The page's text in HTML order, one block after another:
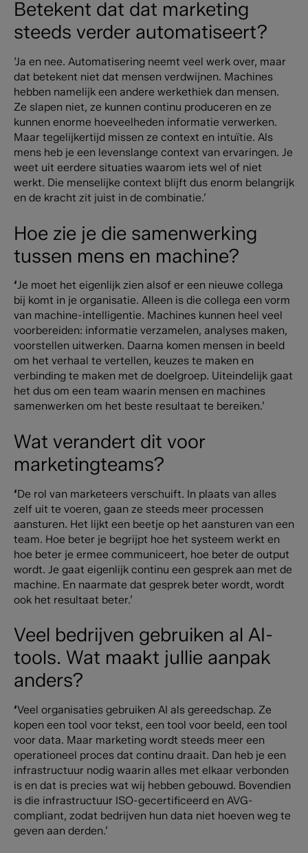
Betekent dat dat marketing
steeds verder automatiseert?
‘Ja en nee. Automatisering neemt veel werk over, maar
dat betekent niet dat mensen verdwijnen. Machines
hebben namelijk een andere werkethiek dan mensen.
Ze slapen niet, ze kunnen continu produceren en ze
kunnen enorme hoeveelheden informatie verwerken.
Maar tegelijkertijd missen ze context en intuïtie. Als
mens heb je een levenslange context van ervaringen. Je
weet uit eerdere situaties waarom iets wel of niet
werkt. Die menselijke context blijft dus enorm belangrijk
en de kracht zit juist in de combinatie.’
Hoe zie je die samenwerking
tussen mens en machine?
‘Je moet het eigenlijk zien alsof er een nieuwe collega
bij komt in je organisatie. Alleen is die collega een vorm
van machine-intelligentie. Machines kunnen heel veel
voorbereiden: informatie verzamelen, analyses maken,
voorstellen uitwerken. Daarna komen mensen in beeld
om het verhaal te vertellen, keuzes te maken en
verbinding te maken met de doelgroep. Uiteindelijk gaat
het dus om een team waarin mensen en machines
samenwerken om het beste resultaat te bereiken.’
Wat verandert dit voor
marketingteams?
‘De rol van marketeers verschuift. In plaats van alles
zelf uit te voeren, gaan ze steeds meer processen
aansturen. Het lijkt een beetje op het aansturen van een
team. Hoe beter je begrijpt hoe het systeem werkt en
hoe beter je ermee communiceert, hoe beter de output
wordt. Je gaat eigenlijk continu een gesprek aan met de
machine. En naarmate dat gesprek beter wordt, wordt
ook het resultaat beter.’
Veel bedrijven gebruiken al AI-
tools. Wat maakt jullie aanpak
anders?
‘Veel organisaties gebruiken AI als gereedschap. Ze
kopen een tool voor tekst, een tool voor beeld, een tool
voor data. Maar marketing wordt steeds meer een
operationeel proces dat continu draait. Dan heb je een
infrastructuur nodig waarin alles met elkaar verbonden
is en dat is precies wat wij hebben gebouwd. Bovendien
is die infrastructuur ISO-gecertificeerd en AVG-
compliant, zodat bedrijven hun data niet hoeven weg te
geven aan derden.’